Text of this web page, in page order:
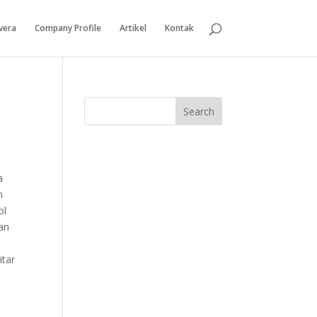
Company Profile Artikel Kontak